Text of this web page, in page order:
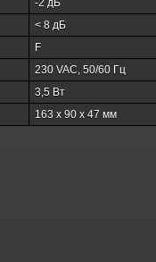
-2 дБ
< 8 дБ
F
230 VAC, 50/60 Гц
3,5 Вт
163 х 90 х 47 мм